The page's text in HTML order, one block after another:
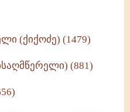
(ქიქოძე) (1479)
(881)